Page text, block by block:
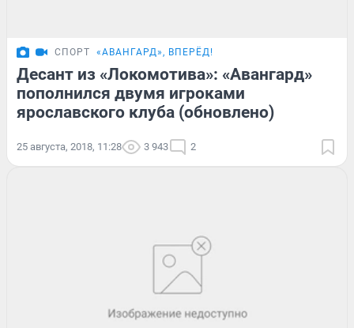
СПОРТ «АВАНГАРД», ВПЕРЁД!
Десант из «Локомотива»: «Авангард»
пополнился двумя игроками
ярославского клуба (обновлено)
25 августа, 2018, 11:28 3 943 2